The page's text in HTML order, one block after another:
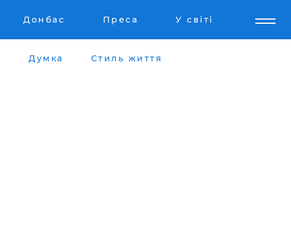
Донбас Преса У світі
Думка Стиль життя